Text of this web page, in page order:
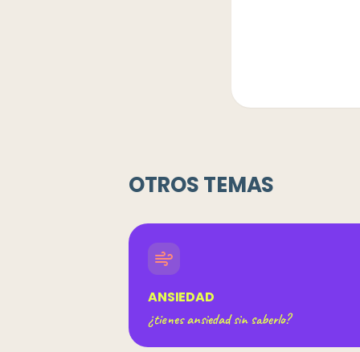
OTROS TEMAS
ANSIEDAD
¿tienes ansiedad sin saberlo?